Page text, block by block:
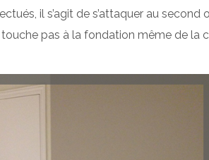
il s’agit de s’attaquer au
pas à la fondation même de la